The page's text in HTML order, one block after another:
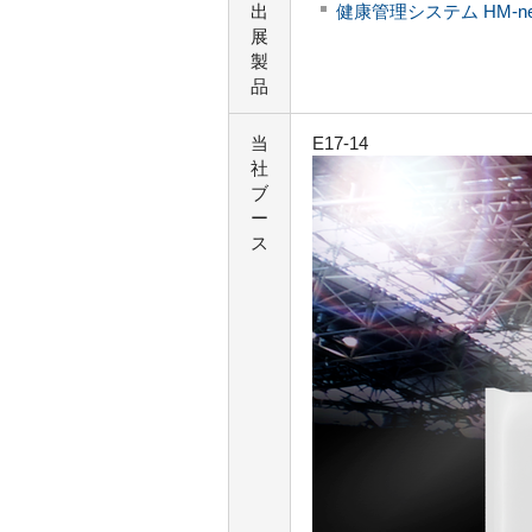
出
展
製
品
健康管理システム HM-
当
社
ブ
ー
ス
E17-14